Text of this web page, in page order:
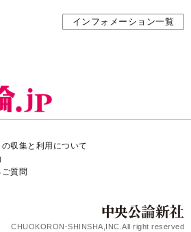
インフォメーション一覧
収集と利用について
ご質問
CHUOKORON-SHINSHA,INC.All right reserved